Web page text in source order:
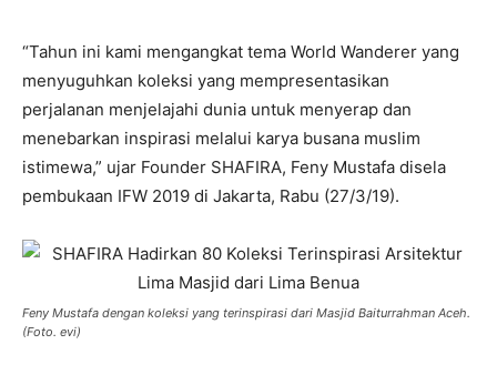
“Tahun ini kami mengangkat tema World Wanderer yang
menyuguhkan koleksi yang mempresentasikan
perjalanan menjelajahi dunia untuk menyerap dan
menebarkan inspirasi melalui karya busana muslim
istimewa,” ujar Founder SHAFIRA, Feny Mustafa disela
pembukaan IFW 2019 di Jakarta, Rabu (27/3/19).
Feny Mustafa dengan koleksi yang terinspirasi dari Masjid Baiturrahman Aceh.
(Foto. evi)